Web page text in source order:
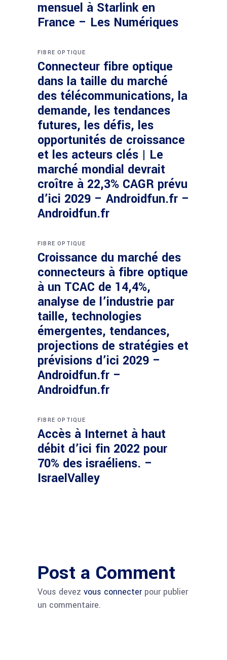
mensuel à Starlink en
France – Les Numériques
FIBRE OPTIQUE
Connecteur fibre optique
dans la taille du marché
des télécommunications, la
demande, les tendances
futures, les défis, les
opportunités de croissance
et les acteurs clés | Le
marché mondial devrait
croître à 22,3% CAGR prévu
d’ici 2029 – Androidfun.fr –
Androidfun.fr
FIBRE OPTIQUE
Croissance du marché des
connecteurs à fibre optique
à un TCAC de 14,4%,
analyse de l’industrie par
taille, technologies
émergentes, tendances,
projections de stratégies et
prévisions d’ici 2029 –
Androidfun.fr –
Androidfun.fr
FIBRE OPTIQUE
Accès à Internet à haut
débit d’ici fin 2022 pour
70% des israéliens. –
IsraelValley
Post a Comment
Vous devez vous connecterpour publier
un commentaire.